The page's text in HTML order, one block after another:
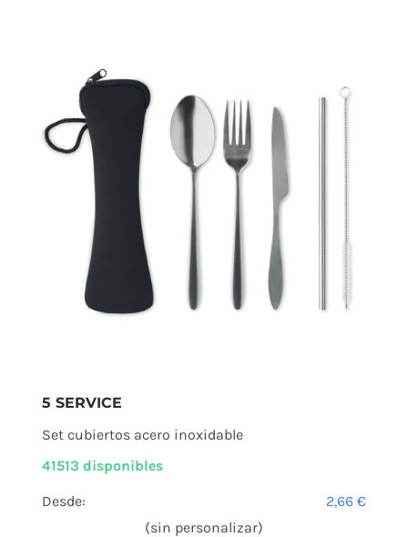
5 SERVICE
Set cubiertos acero inoxidable
41513 disponibles
Desde: 2,66€
(sin personalizar)